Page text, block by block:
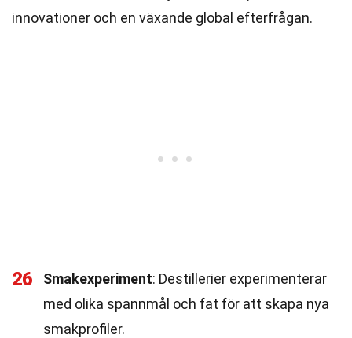
innovationer och en växande global efterfrågan.
26 Smakexperiment: Destillerier experimenterar
med olika spannmål och fat för att skapa nya
smakprofiler.